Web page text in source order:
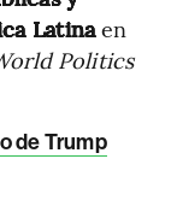
Latinaen
Politics
de Trump